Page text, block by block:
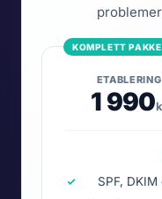
ETABLERING
1 990
SPF,